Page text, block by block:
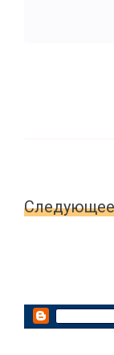
Следующее